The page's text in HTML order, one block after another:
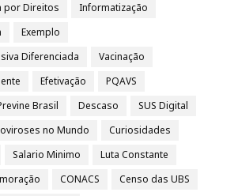
por Direitos
Informatização
Exemplo
Diferenciada
Vacinação
Efetivação
PQAVS
Brasil Descaso
SUS Digital
no Mundo
Curiosidades
Salario Minimo
Luta Constante
CONACS
Censo das UBS